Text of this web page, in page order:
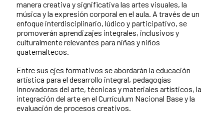
manera creativa y significativa las artes visuales, la
música y la expresión corporal en el aula. A través de un
enfoque interdisciplinario, lúdico y participativo, se
promoverán aprendizajes integrales, inclusivos y
culturalmente relevantes para niñas y niños
guatemaltecos.
Entre sus ejes formativos se abordarán la educación
artística para el desarrollo integral, pedagogías
innovadoras del arte, técnicas y materiales artísticos, la
integración del arte en el Currículum Nacional Base y la
evaluación de procesos creativos.